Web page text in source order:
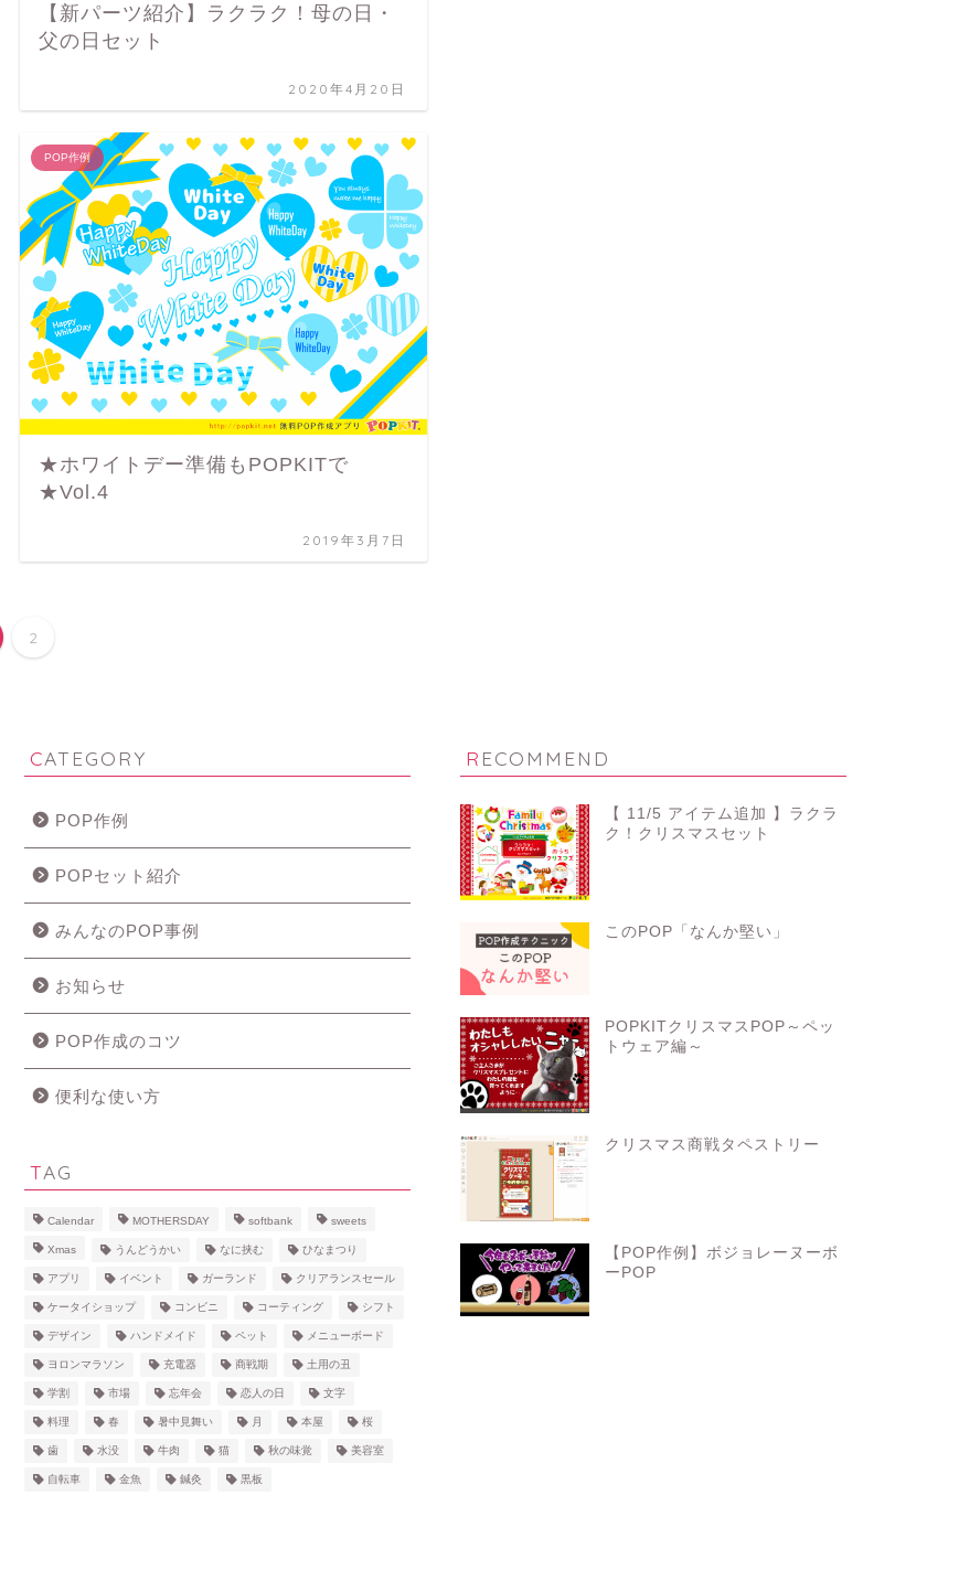
【新パーツ紹介】ラクラク！母の日・
父の日セット
2020年4月20日
POP作例
★ホワイトデー準備もPOPKITで
★Vol.4
2019年3月7日
2
CATEGORY
POP作例
POPセット紹介
みんなのPOP事例
お知らせ
POP作成のコツ
便利な使い方
TAG
Calendar MOTHERSDAY softbank sweets
Xmas うんどうかい なに挟む ひなまつり
アプリ イベント ガーランド クリアランスセール
ケータイショップ コンビニ コーティング シフト
デザイン ハンドメイド ペット メニューボード
ヨロンマラソン 充電器 商戦期 土用の丑
学割 市場 忘年会 恋人の日 文字
料理 春 暑中見舞い 月 本屋 桜
歯 水没 牛肉 猫 秋の味覚 美容室
自転車 金魚 鍼灸 黒板
RECOMMEND
【 11/5 アイテム追加 】ラクラ
ク！クリスマスセット
このPOP「なんか堅い」
POPKITクリスマスPOP～ペッ
トウェア編～
クリスマス商戦タペストリー
【POP作例】ボジョレーヌーボ
ーPOP